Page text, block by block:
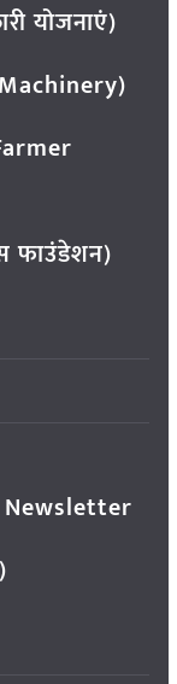
योजनाएं)
फाउंडेशन)
Newsletter